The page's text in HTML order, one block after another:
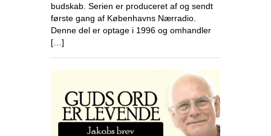
budskab. Serien er produceret af og sendt
første gang af Københavns Nærradio.
Denne del er optage i 1996 og omhandler
[…]